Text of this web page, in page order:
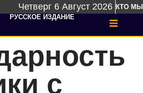
Четверг 6 Август 2026 КТО МЫ
РУССКОЕ ИЗДАНИЕ
с